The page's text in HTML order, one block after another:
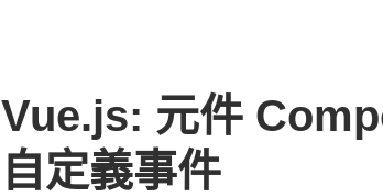
Vue.js: 元件
自定義事件